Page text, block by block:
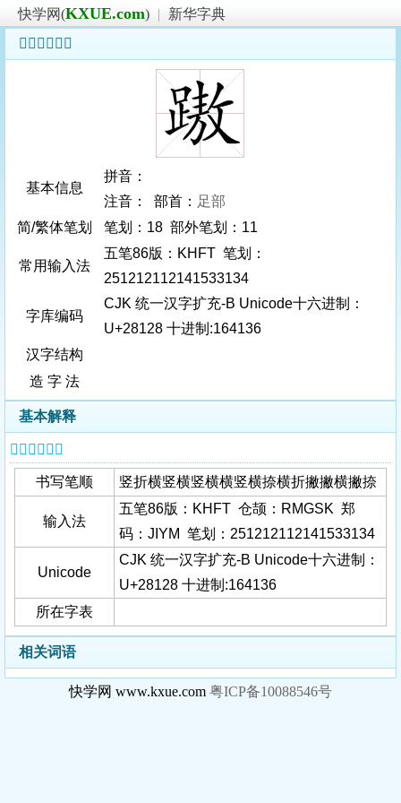
快学网(KXUE.com) |
新华字典
𨄨字基本信息
基本信息
拼音：
注音： 部首： 足部
简/繁体笔划
笔划：18 部外笔划：11
常用输入法
五笔86版：KHFT 笔划：
251212112141533134
字库编码
CJK 统一汉字扩充-B Unicode十六进制：
U+28128 十进制:164136
汉字结构
造 字 法
基本解释
𨄨字基本信息
书写笔顺 竖折横竖横竖横横竖横捺横折撇撇横撇捺
输入法
五笔86版：KHFT 仓颉：RMGSK 郑
码：JIYM 笔划：251212112141533134
Unicode
CJK 统一汉字扩充-B Unicode十六进制：
U+28128 十进制:164136
所在字表
相关词语
快学网 www.kxue.com 粤ICP备10088546号